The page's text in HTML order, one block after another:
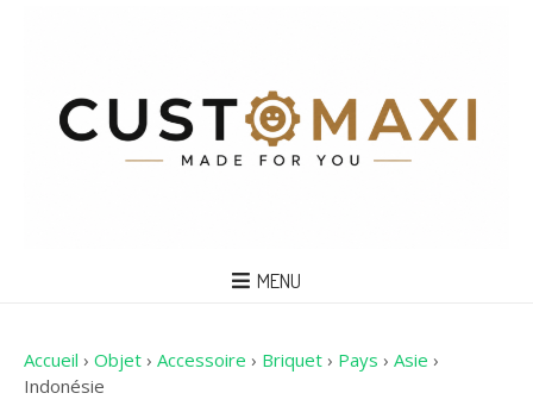
MENU
Accueil › Objet › Accessoire › Briquet › Pays › Asie ›
Indonésie